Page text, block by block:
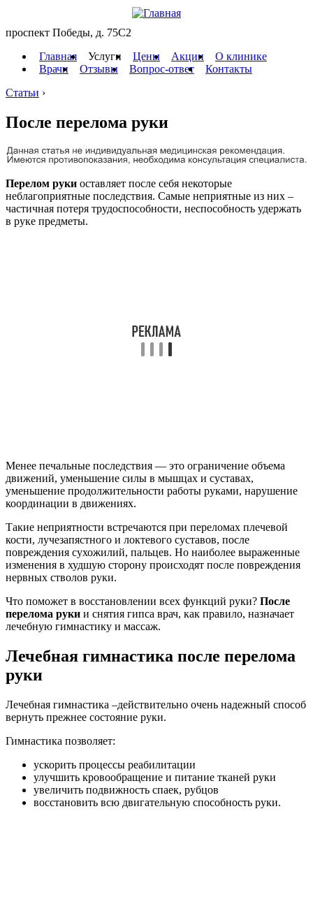
проспект Победы, д. 75C2
Главная
Услуги Цены Акции
О клинике
Врачи
Отзывы Вопрос-ответ
Контакты
Статьи ›
После перелома руки
Перелом руки оставляет после себя некоторые
неблагоприятные последствия. Самые неприятные из них –
частичная потеря трудоспособности, неспособность удержать
в руке предметы.
Менее печальные последствия — это ограничение объема
движений, уменьшение силы в мышцах и суставах,
уменьшение продолжительности работы руками, нарушение
координации в движениях.
Такие неприятности встречаются при переломах плечевой
кости, лучезапястного и локтевого суставов, после
повреждения сухожилий, пальцев. Но наиболее выраженные
изменения в худшую сторону происходят после повреждения
нервных стволов руки.
Что поможет в восстановлении всех функций руки? После
перелома руки и снятия гипса врач, как правило, назначает
лечебную гимнастику и массаж.
Лечебная гимнастика после перелома
руки
Лечебная гимнастика –действительно очень надежный способ
вернуть прежнее состояние руки.
Гимнастика позволяет:
ускорить процессы реабилитации
улучшить кровообращение и питание тканей руки
увеличить подвижность спаек, рубцов
восстановить всю двигательную способность руки.